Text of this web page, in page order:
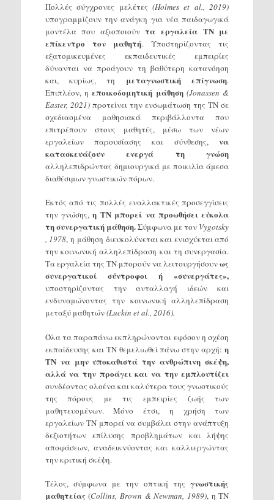
Πολλές σύγχρονες μελέτες (Holmes et al., 2019)
υπογραμμίζουν την ανάγκη για νέα παιδαγωγικά
μοντέλα που αξιοποιούντα εργαλεία ΤΝ με
επίκεντρο τον μαθητή. Υποστηρίζοντας τις
εξατομικευμένες εκπαιδευτικές εμπειρίες
δύνανται να προάγουν τη βαθύτερη κατανόηση
και, κυρίως, τη μεταγνωστική επίγνωση.
Επιπλέον, ηεποικοδομητική μάθηση(Jonassen &
Easter, 2021)προτείνει την ενσωμάτωση της ΤΝ σε
σχεδιασμένα μαθησιακά περιβάλλοντα που
επιτρέπουν στους μαθητές, μέσω των νέων
εργαλείων παρουσίασης και σύνθεσης,να
κατασκευάζουν ενεργά τη γνώση
αλληλεπιδρώντας δημιουργικά με ποικιλία άμεσα
διαθέσιμων γνωστικών πόρων.
Εκτός από τις πολλές εναλλακτικές προσεγγίσεις
την γνώσης,η ΤΝ μπορεί να προωθήσει εύκολα
τη συνεργατική μάθηση.Σύμφωνα με τον Vygotsky
, 1978, η μάθηση διευκολύνεται και ενισχύεται από
την κοινωνική αλληλεπίδραση και τη συνεργασία.
Τα εργαλεία της ΤΝ μπορούν να λειτουργήσουνως
συνεργατικοί σύντροφοι ή «συνεργάτες»,
υποστηρίζοντας την ανταλλαγή ιδεών και
ενδυναμώνοντας την κοινωνική αλληλεπίδραση
μεταξύ μαθητών(Luckin et al., 2016).
Όλα τα παραπάνω εκπληρώνονται εφόσον η σχέση
εκπαίδευσης και ΤΝ θεμελιωθεί πάνω στην αρχή: η
ΤΝ να μην υποκαθιστά την ανθρώπινη σκέψη,
αλλά να την προάγει και να την εμπλουτίζει
συνδέοντας ολοένα και καλύτερα τους γνωστικούς
της πόρους με τις εμπειρίες ζωής των
μαθητευομένων. Μόνο έτσι, η χρήση των
εργαλείων ΤΝ μπορεί να συμβάλει στην ανάπτυξη
δεξιοτήτων επίλυσης προβλημάτων και λήψης
αποφάσεων, αναδεικνύοντας και καλλιεργώντας
την κριτική σκέψη.
Τέλος, σύμφωνα με την οπτική τηςγνωστικής
μαθητείας (Collins, Brown & Newman, 1989), η ΤΝ